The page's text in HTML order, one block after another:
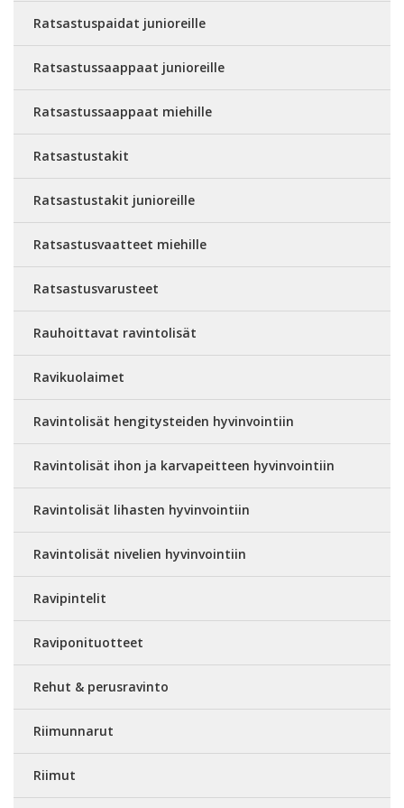
Ratsastuspaidat junioreille
Ratsastussaappaat junioreille
Ratsastussaappaat miehille
Ratsastustakit
Ratsastustakit junioreille
Ratsastusvaatteet miehille
Ratsastusvarusteet
Rauhoittavat ravintolisät
Ravikuolaimet
Ravintolisät hengitysteiden hyvinvointiin
Ravintolisät ihon ja karvapeitteen hyvinvointiin
Ravintolisät lihasten hyvinvointiin
Ravintolisät nivelien hyvinvointiin
Ravipintelit
Raviponituotteet
Rehut & perusravinto
Riimunnarut
Riimut